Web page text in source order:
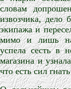
словам
извозчика, дело
экипажа и
мимо и лишь на
успела сесть в
магазина и
что есть сил